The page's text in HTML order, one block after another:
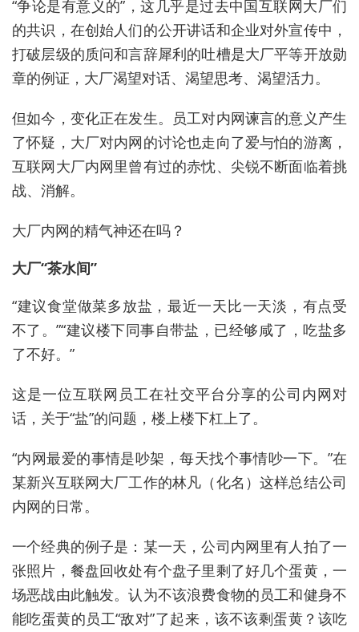
“争论是有意义的”，这几乎是过去中国互联网大厂们
的共识，在创始人们的公开讲话和企业对外宣传中，
打破层级的质问和言辞犀利的吐槽是大厂平等开放勋
章的例证，大厂渴望对话、渴望思考、渴望活力。
但如今，变化正在发生。员工对内网谏言的意义产生
了怀疑，大厂对内网的讨论也走向了爱与怕的游离，
互联网大厂内网里曾有过的赤忱、尖锐不断面临着挑
战、消解。
大厂内网的精气神还在吗？
大厂“茶水间”
“建议食堂做菜多放盐，最近一天比一天淡，有点受
不了。”“建议楼下同事自带盐，已经够咸了，吃盐多
了不好。”
这是一位互联网员工在社交平台分享的公司内网对
话，关于“盐”的问题，楼上楼下杠上了。
“内网最爱的事情是吵架，每天找个事情吵一下。”在
某新兴互联网大厂工作的林凡（化名）这样总结公司
内网的日常。
一个经典的例子是：某一天，公司内网里有人拍了一
张照片，餐盘回收处有个盘子里剩了好几个蛋黄，一
场恶战由此触发。认为不该浪费食物的员工和健身不
能吃蛋黄的员工“敌对”了起来，该不该剩蛋黄？该吃